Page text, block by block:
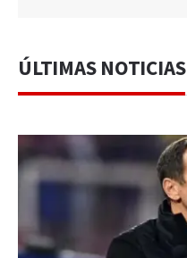
ÚLTIMAS NOTICIAS